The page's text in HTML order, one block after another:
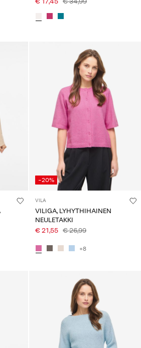
-20%
VILA
VILIGA, LYHYTHIHAINEN
NEULETAKKI
€ 21,55 € 26,99
+8